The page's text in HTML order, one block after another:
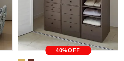
40%OFF